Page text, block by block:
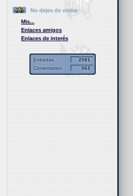
No dejes de visitar
Mis...
Enlaces amigos
Enlaces de interés
Entradas
2581
Comentarios
563